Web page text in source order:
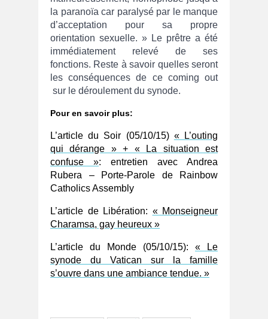
la paranoïa car paralysé par le manque
d’acceptation pour sa propre
orientation sexuelle. » Le prêtre a été
immédiatement relevé de ses
fonctions. Reste à savoir quelles seront
les conséquences de ce coming out
sur le déroulement du synode.
Pour en savoir plus:
L’article du Soir (05/10/15) « L’outing
qui dérange » + « La situation est
confuse »: entretien avec Andrea
Rubera – Porte-Parole de Rainbow
Catholics Assembly
L’article de Libération: « Monseigneur
Charamsa, gay heureux »
L’article du Monde (05/10/15): « Le
synode du Vatican sur la famille
s’ouvre dans une ambiance tendue. »